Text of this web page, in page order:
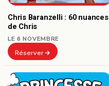
Chris Baranzelli : 60 nuances
de Chris
LE 6 NOVEMBRE
Réserver